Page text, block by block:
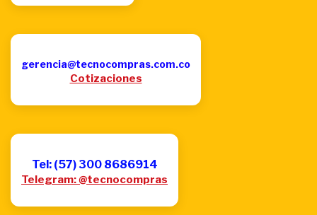
gerencia@tecnocompras.com.co
Cotizaciones
Tel: (57) 300 8686914
Telegram: @tecnocompras